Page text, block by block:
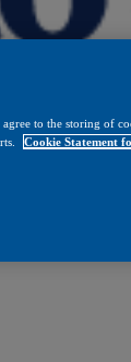
to the storing of
Cookie Statement